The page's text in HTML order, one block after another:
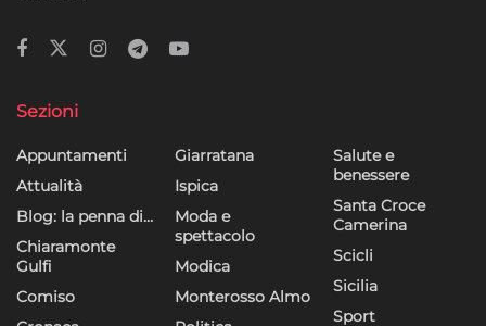
Sezioni
Appuntamenti
Attualità
Blog: la penna di…
Chiaramonte
Gulfi
Comiso
Giarratana
Ispica
Moda e
spettacolo
Modica
Monterosso Almo
Salute e
benessere
Santa Croce
Camerina
Scicli
Sicilia
Sport